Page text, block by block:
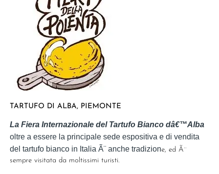
TARTUFO DI ALBA, PIEMONTE
La Fiera Internazionale del Tartufo Bianco dâ€™Alba
oltre a essere la principale sede espositiva e di vendita
del tartufo bianco in Italia Ã¨ anche tradizione, ed Ã¨
sempre visitata da moltissimi turisti.